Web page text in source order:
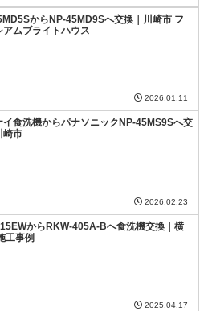
からNP-45MD9Sへ交換｜川崎市 フ
アムブライトハウス
2026.01.11
イ食洗機からパナソニックNP-45MS9Sへ交
崎市
2026.02.23
からRKW-405A-Bへ食洗機交換｜横
工事例
2025.04.17